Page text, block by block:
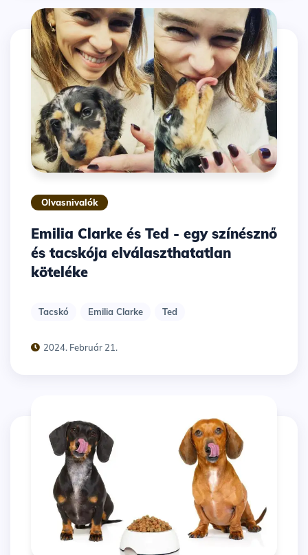
Olvasnivalók
Emilia Clarke és Ted - egy színésznő
és tacskója elválaszthatatlan
köteléke
Tacskó Emilia Clarke Ted
2024. Február 21.